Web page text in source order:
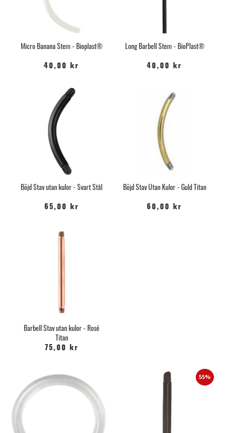
Micro Banana Stem - Bioplast®
40,00 kr
Long Barbell Stem - BioPlast®
40,00 kr
Böjd Stav utan kulor - Svart Stål
65,00 kr
Böjd Stav Utan Kulor - Guld Titan
60,00 kr
Barbell Stav utan kulor - Rosé
Titan
75,00 kr
55%